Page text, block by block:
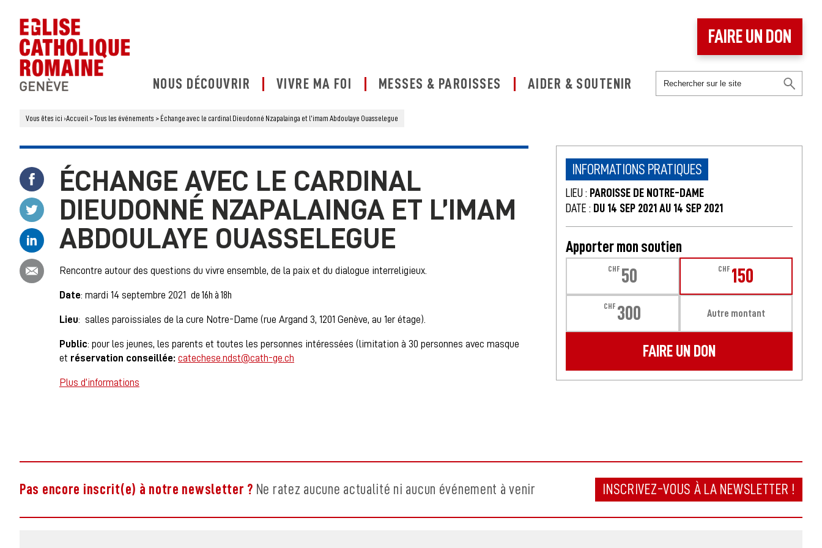
NOUS DÉCOUVRIR VIVRE MA FOI MESSES & PAROISSES AIDER & SOUTENIR
FAIRE UN DON
Vous êtes ici ›Accueil >Tous les événements > Échange avec le cardinal Dieudonné Nzapalainga et l’imam Abdoulaye Ouasselegue
Partager ce contenu sur Facebook
Partager ce contenu sur Twitter
Partager ce contenu sur Linkedin
Partager ce contenu par email
ÉCHANGE AVEC LE CARDINAL
DIEUDONNÉ NZAPALAINGA ET L’IMAM
ABDOULAYE OUASSELEGUE
Rencontre autour des questions du vivre ensemble, de la paix et du dialogue interreligieux.
Date: mardi 14 septembre 2021 de 16h à 18h
Lieu: salles paroissiales de la cure Notre-Dame (rue Argand 3, 1201 Genève, au 1er étage).
Public: pour les jeunes, les parents et toutes les personnes intéressées (limitation à 30 personnes avec masque
et réservation conseillée: catechese.ndst@cath-ge.ch
Plus d’informations
INFORMATIONS PRATIQUES
LIEU : PAROISSE DE NOTRE-DAME
DATE : DU 14 SEP 2021 AU 14 SEP 2021
Apporter mon soutien
CHF 50 CHF 150
CHF 300 Autre montant
FAIRE UN DON
Pas encore inscrit(e) à notre newsletter ? Ne ratez aucune actualité ni aucun événement à venir INSCRIVEZ-VOUS À LA NEWSLETTER !